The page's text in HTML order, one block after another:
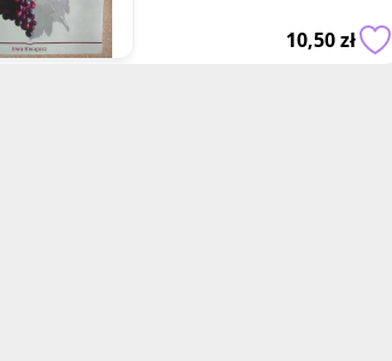
win i piw w gospodarstwach
10,50 zł